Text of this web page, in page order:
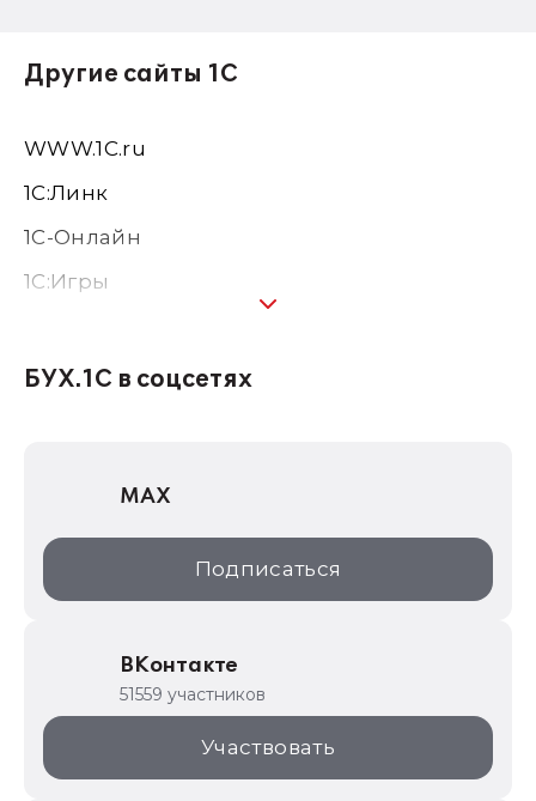
Другие сайты 1С
WWW.1С.ru
1С:Линк
1С-Онлайн
1C:Игры
1С:Консалтинг
1С:Дистрибьюция
1С:Образование
ИТС.1C.ru
1С:Торговая площадка
БУХ.1С в соцсетях
MAX
Подписаться
ВКонтакте
51559 участников
Участвовать